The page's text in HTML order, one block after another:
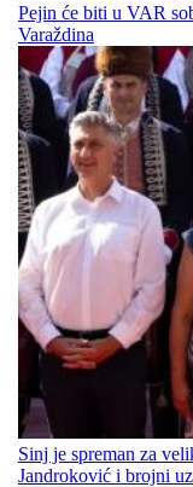
Pejin će biti u VAR
Varaždina
Sinj je spreman za
Jandroković i brojni